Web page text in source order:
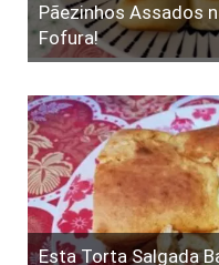
Pãezinhos Assados
Fofura!
Esta Torta Salgada